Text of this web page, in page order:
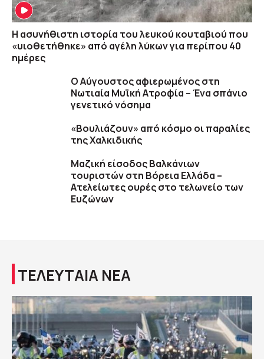
Η ασυνήθιστη ιστορία του λευκού κουταβιού που
«υιοθετήθηκε» από αγέλη λύκων για περίπου 40
ημέρες
Ο Αύγουστος αφιερωμένος στη
Νωτιαία Μυϊκή Ατροφία – Ένα σπάνιο
γενετικό νόσημα
«Βουλιάζουν» από κόσμο οι παραλίες
της Χαλκιδικής
Μαζική είσοδος Βαλκάνιων
τουριστών στη Βόρεια Ελλάδα –
Ατελείωτες ουρές στο τελωνείο των
Ευζώνων
ΤΕΛΕΥΤΑΙΑ ΝΕΑ